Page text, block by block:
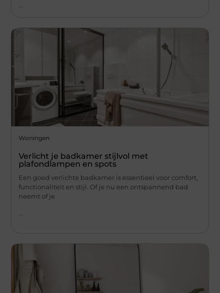
...
Woningen
Verlicht je badkamer stijlvol met
plafondlampen en spots
Een goed verlichte badkamer is essentieel voor comfort,
functionaliteit en stijl. Of je nu een ontspannend bad
neemt of je